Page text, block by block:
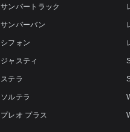
サンバートラック
サンバーバン
シフォン
ジャスティ
ステラ
ソルテラ
プレオ プラス